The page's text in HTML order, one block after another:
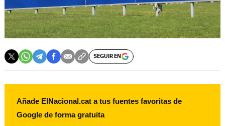
SEGUIR EN
Añade ElNacional.cat a tus fuentes favoritas de
Google de forma gratuita